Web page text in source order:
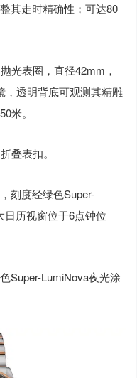
其走时精确性；可达80
光表圈，直径42mm，
，透明背底可观测其精雕
米。
叠表扣。
刻度经绿色Super-
历视窗位于6点钟位
Super-LumiNova夜光涂